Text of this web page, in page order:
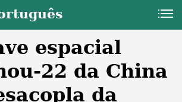
espacial
22 da China
da